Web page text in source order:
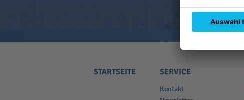
STARTSEITE SERVICE
Kontakt